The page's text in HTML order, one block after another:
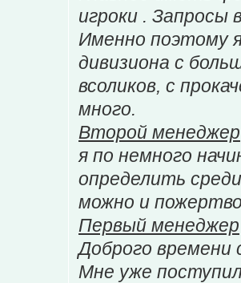
игроки . Запросы
Именно поэтому
дивизиона с
всоликов, с
много.
Второй менеджер
я по немного
определить
можно и
Первый менеджер
Доброго времени
Мне уже